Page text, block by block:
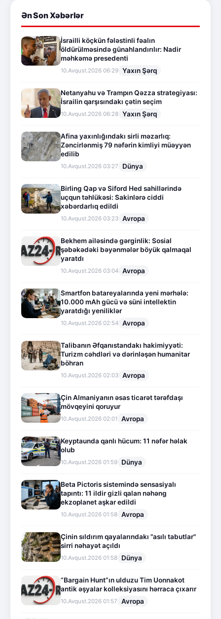
Ən Son Xəbərlər
İsrailli köçkün fələstinli fəalın
öldürülməsində günahlandırılır: Nadir
məhkəmə presedenti
10.Avqust.2026 06:29 Yaxın Şərq
Netanyahu və Trampın Qəzza strategiyası:
İsrailin qarşısındakı çətin seçim
10.Avqust.2026 06:28 Yaxın Şərq
Afina yaxınlığındakı sirli məzarlıq:
Zəncirlənmiş 79 nəfərin kimliyi müəyyən
edilib
10.Avqust.2026 03:27 Dünya
Birling Qap və Siford Hed sahillərində
uçqun təhlükəsi: Sakinlərə ciddi
xəbərdarlıq edildi
10.Avqust.2026 03:23 Avropa
Bekhem ailəsində gərginlik: Sosial
şəbəkədəki bəyənmələr böyük qalmaqal
yaratdı
10.Avqust.2026 03:04 Avropa
Smartfon batareyalarında yeni mərhələ:
10.000 mAh gücü və süni intellektin
yaratdığı yeniliklər
10.Avqust.2026 02:54 Avropa
Talibanın Əfqanıstandakı hakimiyyəti:
Turizm cəhdləri və dərinləşən humanitar
böhran
10.Avqust.2026 02:03 Avropa
Çin Almaniyanın əsas ticarət tərəfdaşı
mövqeyini qoruyur
10.Avqust.2026 02:01 Avropa
Keyptaunda qanlı hücum: 11 nəfər həlak
olub
10.Avqust.2026 01:59 Dünya
Beta Pictoris sistemində sensasiyalı
tapıntı: 11 ildir gizli qalan nəhəng
ekzoplanet aşkar edildi
10.Avqust.2026 01:58 Avropa
Çinin sıldırım qayalarındakı "asılı tabutlar"
sirri nəhayət açıldı
10.Avqust.2026 01:58 Dünya
“Bargain Hunt”ın ulduzu Tim Uonnakot
antik əşyalar kolleksiyasını hərraca çıxarır
10.Avqust.2026 01:57 Avropa